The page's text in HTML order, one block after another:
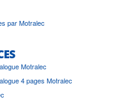
par Motralec
Motralec
4 pages Motralec